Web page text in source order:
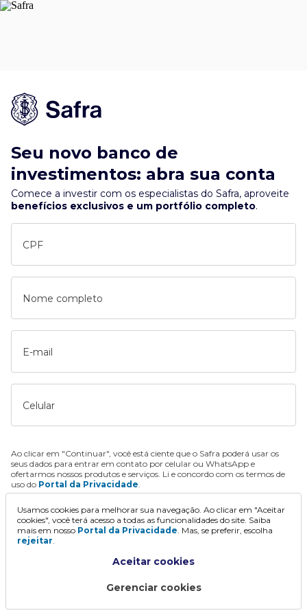
Seu novo banco de
investimentos: abra sua conta
Comece a investir com os especialistas do Safra, aproveite
benefícios exclusivos e um portfólio completo.
CPF
Nome completo
E-mail
Celular
Ao clicar em "Continuar", você está ciente que o Safra poderá usar os
seus dados para entrar em contato por celular ou WhatsApp e
ofertarmos nossos produtos e serviços. Li e concordo com os termos de
uso do Portal da Privacidade.
Continuar
Usamos cookies para melhorar sua navegação. Ao clicar em "Aceitar
cookies", você terá acesso a todas as funcionalidades do site. Saiba
mais em nosso Portal da Privacidade. Mas, se preferir, escolha
rejeitar.
Aceitar cookies
Gerenciar cookies